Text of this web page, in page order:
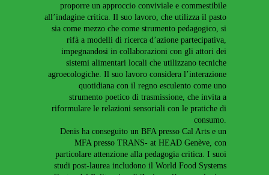
proporre un approccio conviviale e commestibile
all’indagine critica. Il suo lavoro, che utilizza il pasto
sia come mezzo che come strumento pedagogico, si
rifà a modelli di ricerca d’azione partecipativa,
impegnandosi in collaborazioni con gli attori dei
sistemi alimentari locali che utilizzano tecniche
agroecologiche. Il suo lavoro considera l’interazione
quotidiana con il regno esculento come uno
strumento poetico di trasmissione, che invita a
riformulare le relazioni sensoriali con le pratiche di
consumo.
Denis ha conseguito un BFA presso Cal Arts e un
MFA presso TRANS- at HEAD Genève, con
particolare attenzione alla pedagogia critica. I suoi
studi post-laurea includono il World Food Systems